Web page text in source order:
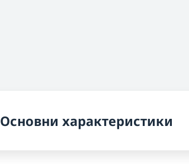
Основни характеристики